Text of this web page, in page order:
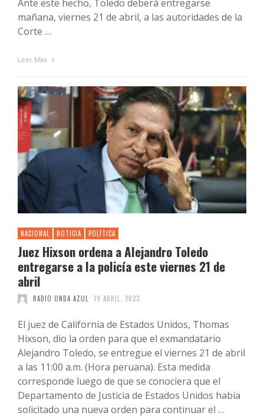
Ante este hecho, Toledo deberá entregarse
mañana, viernes 21 de abril, a las autoridades de la
Corte …
Leer Más
NACIONAL NOTICIA POLÍTICA
Juez Hixson ordena a Alejandro Toledo
entregarse a la policía este viernes 21 de
abril
RADIO ONDA AZUL 19 ABRIL, 2023
El juez de California de Estados Unidos, Thomas
Hixson, dio la orden para que el exmandatario
Alejandro Toledo, se entregue el viernes 21 de abril
a las 11:00 a.m. (Hora peruana). Esta medida
corresponde luego de que se conociera que el
Departamento de Justicia de Estados Unidos había
solicitado una nueva orden para continuar el …